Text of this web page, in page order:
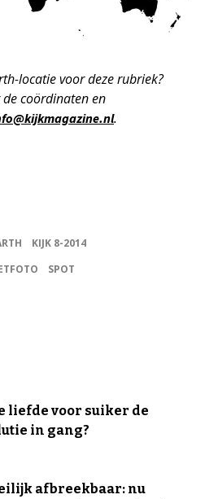
locatie voor deze rubriek?
coördinaten en
.
KIJK 8-2014
SPOT
liefde voor suiker de
in gang?
afbreekbaar: nu